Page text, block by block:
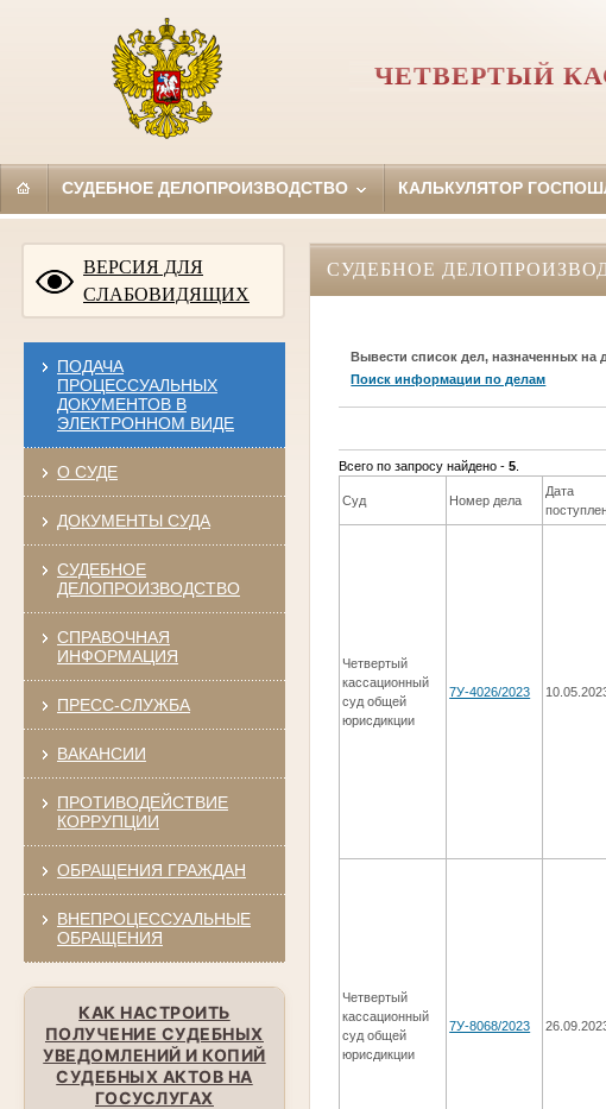
ЧЕТВЕРТЫЙ
СУДЕБНОЕ ДЕЛОПРОИЗВОДСТВО КАЛЬКУЛЯТОР
ВЕРСИЯ ДЛЯ
СЛАБОВИДЯЩИХ
ПОДАЧА
ПРОЦЕССУАЛЬНЫХ
ДОКУМЕНТОВ В
ЭЛЕКТРОННОМ ВИДЕ
О СУДЕ
ДОКУМЕНТЫ СУДА
СУДЕБНОЕ
ДЕЛОПРОИЗВОДСТВО
СПРАВОЧНАЯ
ИНФОРМАЦИЯ
ПРЕСС-СЛУЖБА
ВАКАНСИИ
ПРОТИВОДЕЙСТВИЕ
КОРРУПЦИИ
ОБРАЩЕНИЯ ГРАЖДАН
ВНЕПРОЦЕССУАЛЬНЫЕ
ОБРАЩЕНИЯ
КАК НАСТРОИТЬ
ПОЛУЧЕНИЕ СУДЕБНЫХ
УВЕДОМЛЕНИЙ И КОПИЙ
СУДЕБНЫХ АКТОВ НА
ГОСУСЛУГАХ
СУДЕБНОЕ
Вывести список дел, назначенных на
Поиск информации по делам
Всего по запросу найдено -5
Суд Номер дела
Дата
Четвертый
кассационный
суд общей
юрисдикции
7У-4026/2023
Четвертый
кассационный
суд общей
юрисдикции
7У-8068/2023